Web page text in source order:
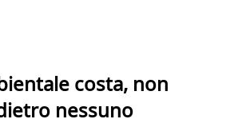
costa, non
nessuno